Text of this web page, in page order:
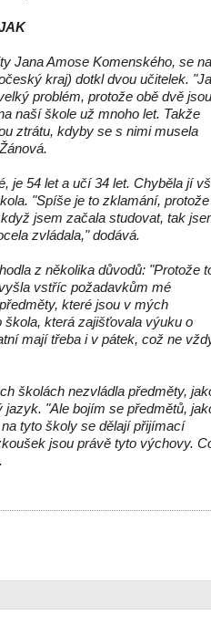
Jana Amose Komenského, se na
kraj) dotkl dvou učitelek.
problém, protože obě dvě jsou
naší škole už mnoho let. Takže
ztrátu, kdyby se s nimi musela
je 54 let a učí 34 let. Chyběla jí
"Spíše je to zklamání, protože
jsem začala studovat, tak
zvládala," dodává.
z několika důvodů: "Protože
vstříc požadavkům mé
které jsou v mých
škola, která zajišťovala výuku o
mají třeba i v pátek, což ne
školách nezvládla předměty,
"Ale bojím se předmětů,
tyto školy se dělají přijímací
jsou právě tyto výchovy.